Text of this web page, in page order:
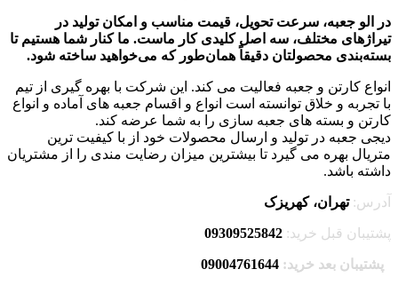
در الو جعبه، سرعت تحویل، قیمت مناسب و امکان تولید در
تیراژهای مختلف، سه اصل کلیدی کار ماست. ما کنار شما هستیم تا
بسته‌بندی محصولتان دقیقاً همان‌طور که می‌خواهید ساخته شود.
انواع کارتن و جعبه فعالیت می کند. این شرکت با بهره گیری از تیم
با تجربه و خلاق توانسته است انواع و اقسام جعبه های آماده و انواع
کارتن و بسته های جعبه سازی را به شما عرضه کند.
دیجی جعبه در تولید و ارسال محصولات خود از با کیفیت ترین
متریال بهره می گیرد تا بیشترین میزان رضایت مندی را از مشتریان
داشته باشد.
آدرس:تهران، کهریزک
پشتیبان قبل خرید: 09309525842
پشتیبان بعد خرید: